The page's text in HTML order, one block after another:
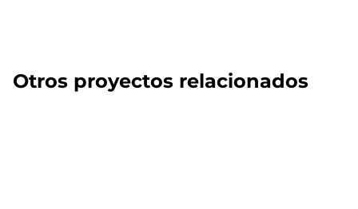
Otros proyectos relacionados